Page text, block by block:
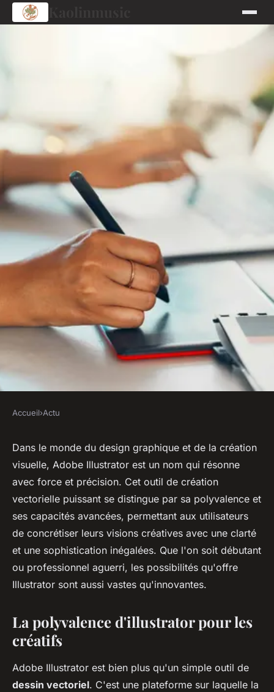
Qu'est-ce qu'on peut faire avec
Adobe Illustrator ?
ouida•17 mai 2024•2 min de lecture
Accueil›Actu
Dans le monde du design graphique et de la création
visuelle, Adobe Illustrator est un nom qui résonne
avec force et précision. Cet outil de création
vectorielle puissant se distingue par sa polyvalence et
ses capacités avancées, permettant aux utilisateurs
de concrétiser leurs visions créatives avec une clarté
et une sophistication inégalées. Que l'on soit débutant
ou professionnel aguerri, les possibilités qu'offre
Illustrator sont aussi vastes qu'innovantes.
La polyvalence d'illustrator pour les
créatifs
Adobe Illustrator est bien plus qu'un simple outil de
dessin vectoriel. C'est une plateforme sur laquelle la